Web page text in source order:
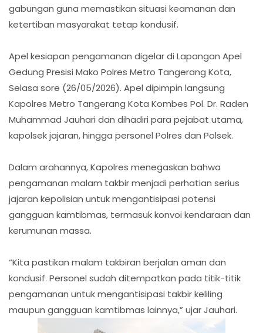
gabungan guna memastikan situasi keamanan dan
ketertiban masyarakat tetap kondusif.
Apel kesiapan pengamanan digelar di Lapangan Apel
Gedung Presisi Mako Polres Metro Tangerang Kota,
Selasa sore (26/05/2026). Apel dipimpin langsung
Kapolres Metro Tangerang Kota Kombes Pol. Dr. Raden
Muhammad Jauhari dan dihadiri para pejabat utama,
kapolsek jajaran, hingga personel Polres dan Polsek.
Dalam arahannya, Kapolres menegaskan bahwa
pengamanan malam takbir menjadi perhatian serius
jajaran kepolisian untuk mengantisipasi potensi
gangguan kamtibmas, termasuk konvoi kendaraan dan
kerumunan massa.
“Kita pastikan malam takbiran berjalan aman dan
kondusif. Personel sudah ditempatkan pada titik-titik
pengamanan untuk mengantisipasi takbir keliling
maupun gangguan kamtibmas lainnya,” ujar Jauhari.